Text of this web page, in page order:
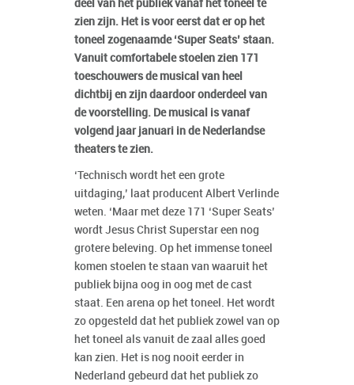
deel van het publiek vanaf het toneel te
zien zijn. Het is voor eerst dat er op het
toneel zogenaamde ‘Super Seats’ staan.
Vanuit comfortabele stoelen zien 171
toeschouwers de musical van heel
dichtbij en zijn daardoor onderdeel van
de voorstelling. De musical is vanaf
volgend jaar januari in de Nederlandse
theaters te zien.
‘Technisch wordt het een grote
uitdaging,’ laat producent Albert Verlinde
weten. ‘Maar met deze 171 ‘Super Seats’
wordt Jesus Christ Superstar een nog
grotere beleving. Op het immense toneel
komen stoelen te staan van waaruit het
publiek bijna oog in oog met de cast
staat. Een arena op het toneel. Het wordt
zo opgesteld dat het publiek zowel van op
het toneel als vanuit de zaal alles goed
kan zien. Het is nog nooit eerder in
Nederland gebeurd dat het publiek zo